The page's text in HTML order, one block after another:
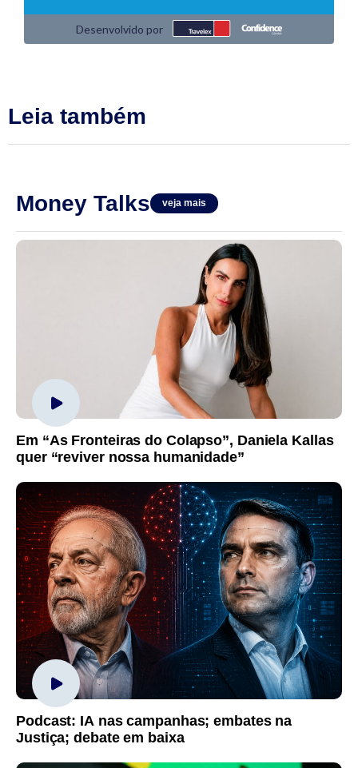
Leia também
Money Talks veja mais
Em “As Fronteiras do Colapso”, Daniela Kallas
quer “reviver nossa humanidade”
Podcast: IA nas campanhas; embates na
Justiça; debate em baixa